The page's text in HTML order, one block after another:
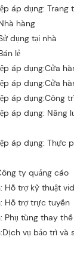
áp dụng: Trang
hàng
dụng tại nhà
lẻ
áp dụng:Cửa
áp dụng:Cửa
áp dụng:Công
áp dụng: Năng
áp dụng: Thực
ty quảng cáo
Hỗ trợ kỹ thuật
Hỗ trợ trực tuyến
Phụ tùng thay thế
vụ bảo trì và